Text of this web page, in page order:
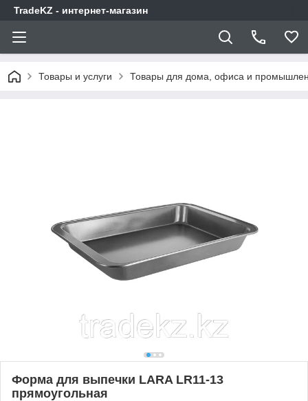
TradeKZ - интернет-магазин
Товары и услуги Товары для дома, офиса и
Форма для выпечки LARA LR11-13
прямоугольная